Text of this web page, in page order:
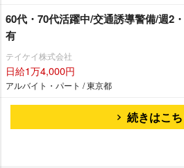
60代・70代活躍中/交通誘導警備/週2
有
テイケイ株式会社
日給1万4,000円
アルバイト・パート / 東京都
続きはこ